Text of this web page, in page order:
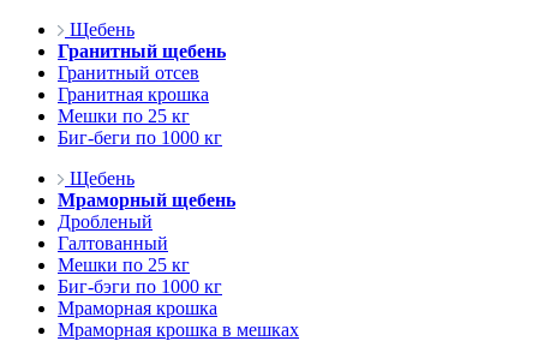
Щебень
Гранитный щебень
Гранитный отсев
Гранитная крошка
Мешки по 25 кг
Биг-беги по 1000 кг
Щебень
Мраморный щебень
Дробленый
Галтованный
Мешки по 25 кг
Биг-бэги по 1000 кг
Мраморная крошка
Мраморная крошка в мешках